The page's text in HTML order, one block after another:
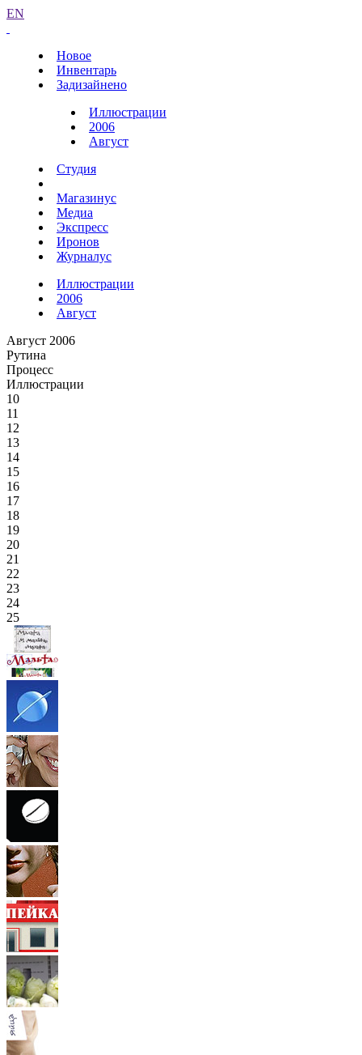
EN
Новое
Инвентарь
Задизайнено
Иллюстрации
2006
Август
Студия
Магазинус
Медиа
Экспресс
Иронов
Журналус
Иллюстрации
2006
Август
Август 2006
Рутина
Процесс
Иллюстрации
10
11
12
13
14
15
16
17
18
19
20
21
22
23
24
25